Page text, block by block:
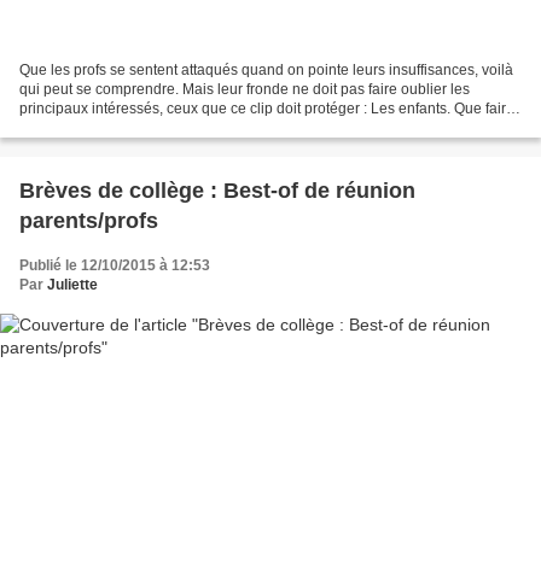
Que les profs se sentent attaqués quand on pointe leurs insuffisances, voilà
qui peut se comprendre. Mais leur fronde ne doit pas faire oublier les
principaux intéressés, ceux que ce clip doit protéger : Les enfants. Que faire
Brèves de collège : Best-of de réunion
parents/profs
Publié le 12/10/2015 à 12:53
Par Juliette